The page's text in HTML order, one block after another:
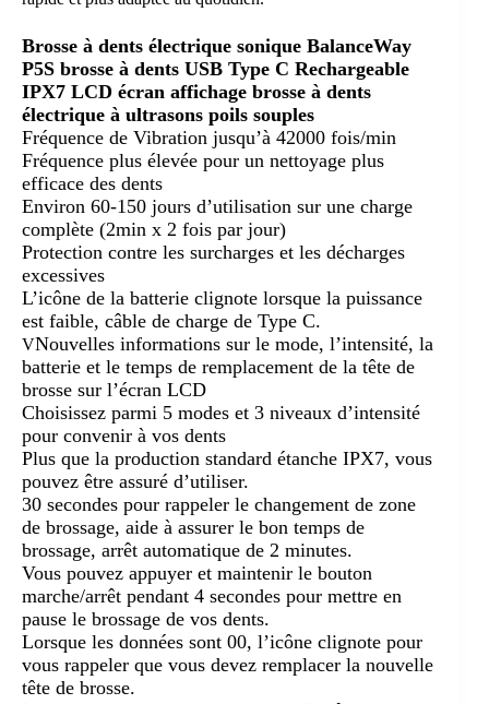
Brosse à dents électrique sonique BalanceWay
P5S brosse à dents USB Type C Rechargeable
IPX7 LCD écran affichage brosse à dents
électrique à ultrasons poils souples
Fréquence de Vibration jusqu’à 42000 fois/min
Fréquence plus élevée pour un nettoyage plus
efficace des dents
Environ 60-150 jours d’utilisation sur une charge
complète (2min x 2 fois par jour)
Protection contre les surcharges et les décharges
excessives
L’icône de la batterie clignote lorsque la puissance
est faible, câble de charge de Type C.
VNouvelles informations sur le mode, l’intensité, la
batterie et le temps de remplacement de la tête de
brosse sur l’écran LCD
Choisissez parmi 5 modes et 3 niveaux d’intensité
pour convenir à vos dents
Plus que la production standard étanche IPX7, vous
pouvez être assuré d’utiliser.
30 secondes pour rappeler le changement de zone
de brossage, aide à assurer le bon temps de
brossage, arrêt automatique de 2 minutes.
Vous pouvez appuyer et maintenir le bouton
marche/arrêt pendant 4 secondes pour mettre en
pause le brossage de vos dents.
Lorsque les données sont 00, l’icône clignote pour
vous rappeler que vous devez remplacer la nouvelle
tête de brosse.